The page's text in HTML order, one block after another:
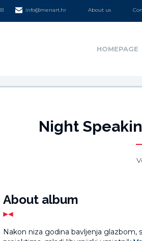
info@menart.hr About us
HOMEPAGE
Night
About album
Nakon niza godina bavljenja glazbom,